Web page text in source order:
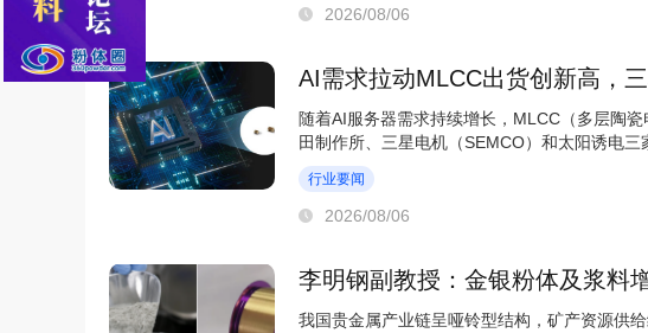
2026/08/06
AI需求拉动MLCC出货创新高，
随着AI服务器需求持续增长，MLCC（多层陶
田制作所、三星电机（SEMCO）和太阳诱电
年来高位，AI相关需求...
行业要闻
2026/08/06
李明钢副教授：金银粉体及浆料
我国贵金属产业链呈哑铃型结构，矿产资源供